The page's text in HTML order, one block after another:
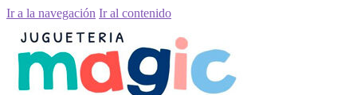
Ir a la navegación Ir al contenido